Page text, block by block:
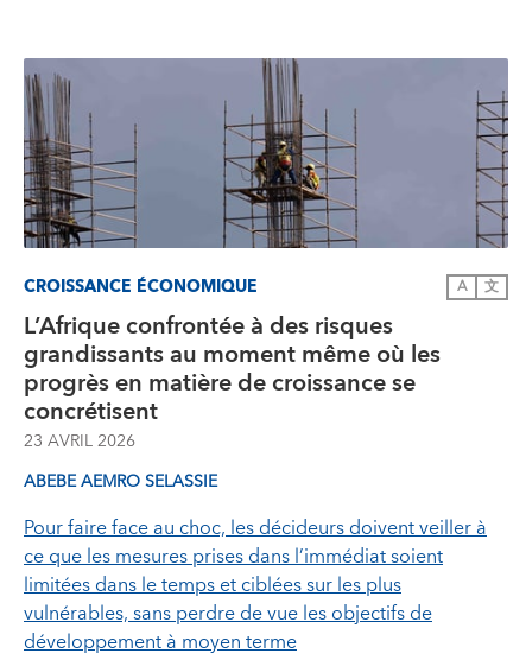
CROISSANCE ÉCONOMIQUE A 文
L’Afrique confrontée à des risques
grandissants au moment même où les
progrès en matière de croissance se
concrétisent
23 AVRIL 2026
ABEBE AEMRO SELASSIE
Pour faire face au choc, les décideurs doivent veiller à
ce que les mesures prises dans l’immédiat soient
limitées dans le temps et ciblées sur les plus
vulnérables, sans perdre de vue les objectifs de
développement à moyen terme